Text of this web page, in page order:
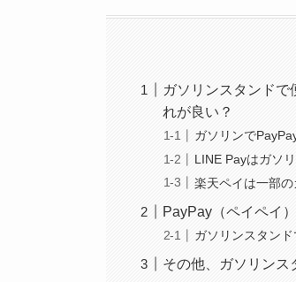
ガソリンスタンド
れが良い？
ガソリンで
LINE Payはガソ
楽天ペイは一部
PayPay（ペイペイ
ガソリンスタン
その他、ガソリンス